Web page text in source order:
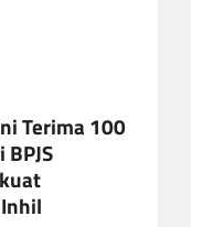
Terima 100